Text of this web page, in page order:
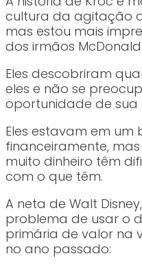
cultura da agitação
mas estou mais
dos irmãos
Eles descobriram
eles e não se
oportunidade de sua
Eles estavam em um
financeiramente,
muito dinheiro têm
com o que têm.
A neta de Walt
problema de usar o
primária de valor na
no ano passado: